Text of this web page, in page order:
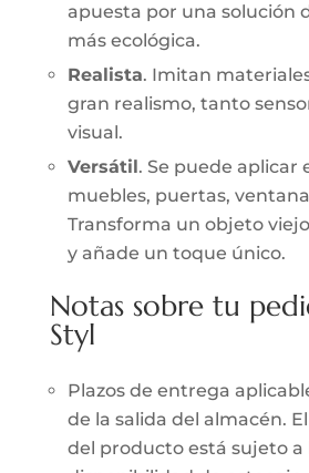
apuesta por una solución
más ecológica.
Realista. Imitan
gran realismo, tanto
visual.
Versátil . Se puede aplicar
muebles, puertas,
Transforma un objeto
y añade un toque único.
Notas sobre tu
Styl
Plazos de entrega
de la salida del almacén.
del producto está sujeto a